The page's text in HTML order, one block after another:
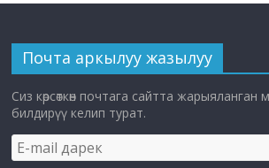
Почта аркылуу жазылуу
Сиз көрсөткөн почтага сайтта жарыяланган
билдирүү келип турат.
E-
mail